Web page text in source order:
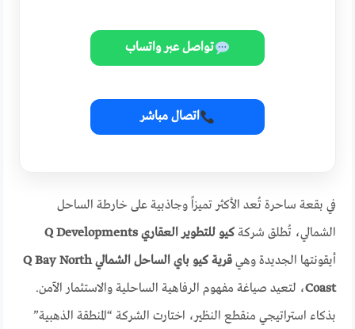
تواصل عبر واتساب
اتصال مباشر
في بقعة ساحرة تُعد الأكثر تميزاً وجاذبية على خارطة الساحل
الشمالي، تُطلق شركةكيو للتطوير العقاري Q Developments
أيقونتها الجديدة وهيقرية كيو باي الساحل الشمالي Q Bay North
Coast، لتعيد صياغة مفهوم الرفاهية الساحلية والاستثمار الآمن.
بذكاء استراتيجي منقطع النظير، اختارت الشركة “المنطقة الذهبية”